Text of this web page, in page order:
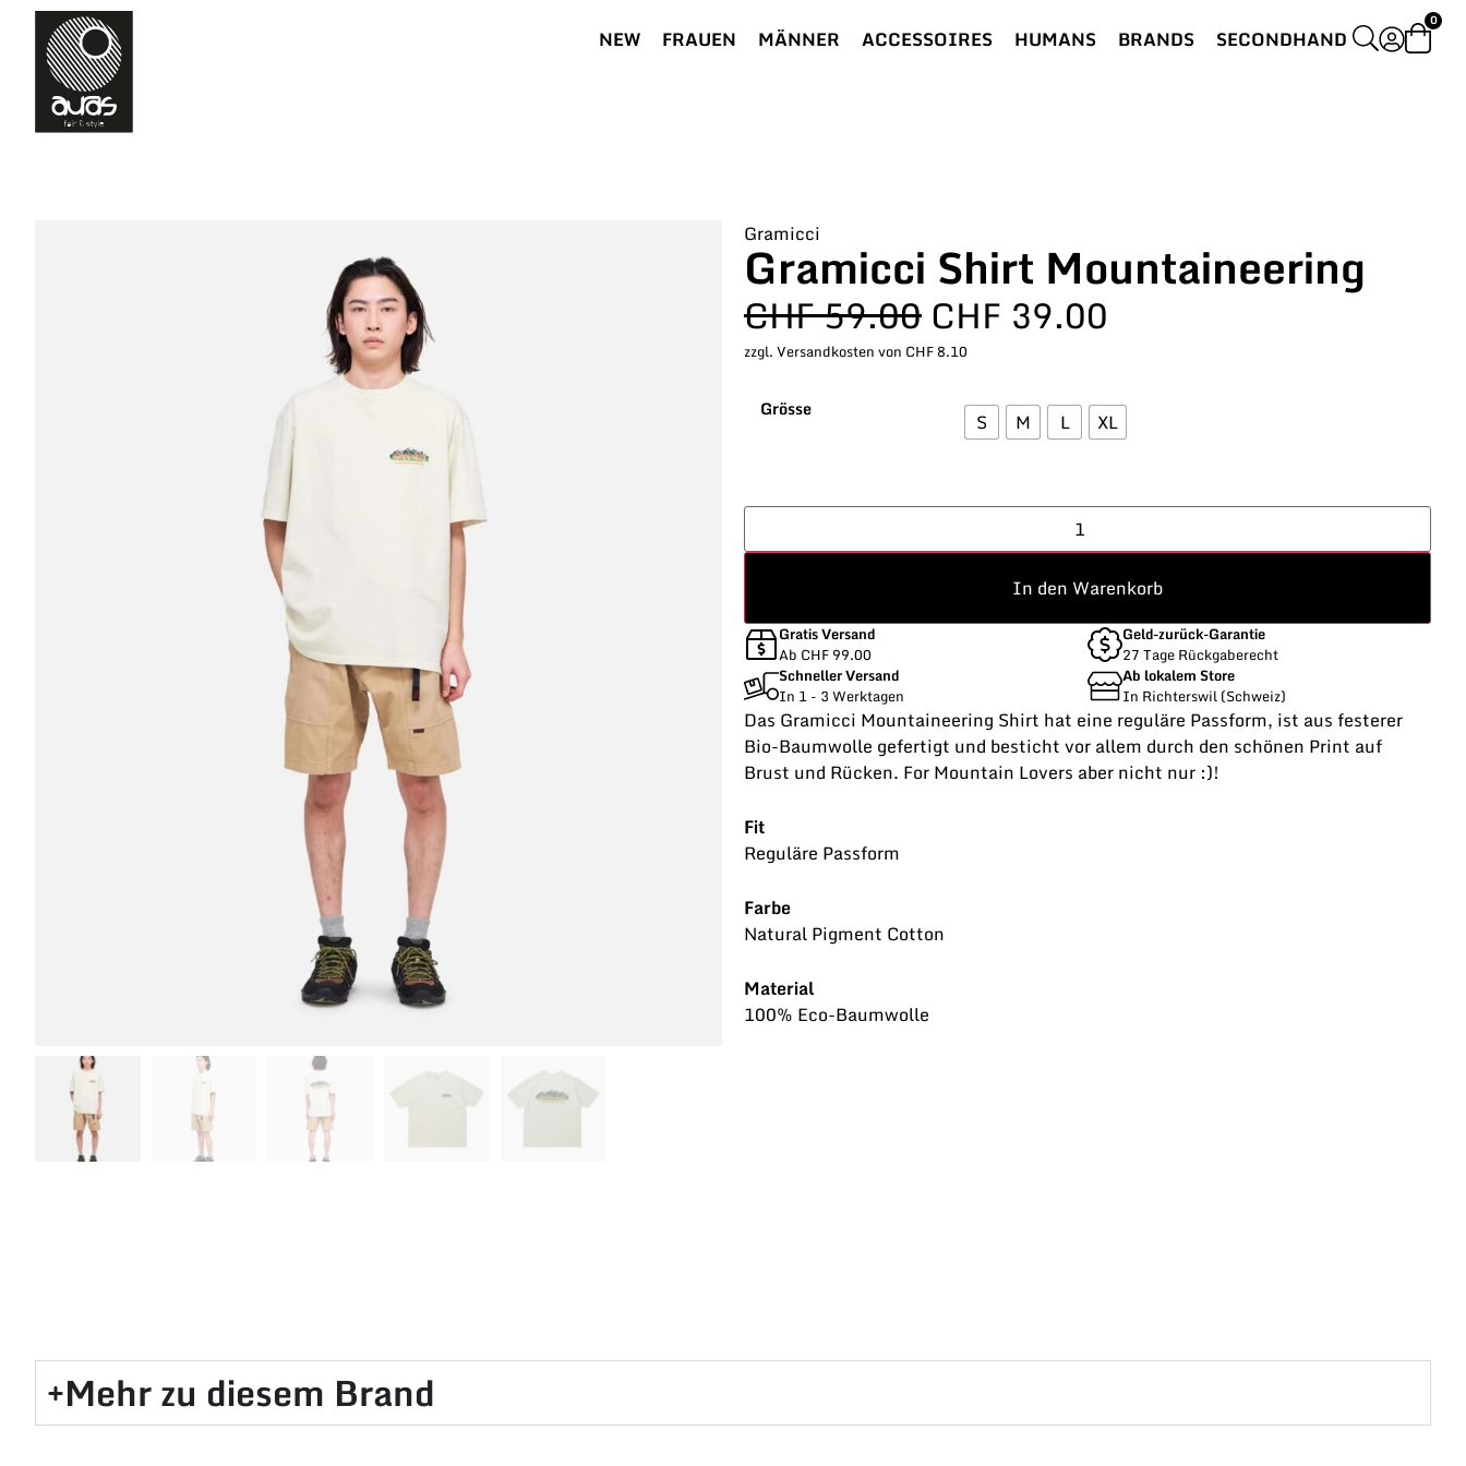
NEW FRAUEN MÄNNER ACCESSOIRES HUMANS BRANDS SECONDHAND
0
Gramicci
Gramicci Shirt Mountaineering
CHF59.00CHF 39.00
zzgl. Versandkosten von CHF 8.10
Grösse S M L XL
In den Warenkorb
Gratis Versand
Ab CHF 99.00
Geld-zurück-Garantie
27 Tage Rückgaberecht
Schneller Versand
In 1 - 3 Werktagen
Ab lokalem Store
In Richterswil (Schweiz)
Das Gramicci Mountaineering Shirt hat eine reguläre Passform, ist aus festerer
Bio-Baumwolle gefertigt und besticht vor allem durch den schönen Print auf
Brust und Rücken. For Mountain Lovers aber nicht nur :)!
Fit
Reguläre Passform
Farbe
Natural Pigment Cotton
Material
100% Eco-Baumwolle
Mehr zu diesem Brand​